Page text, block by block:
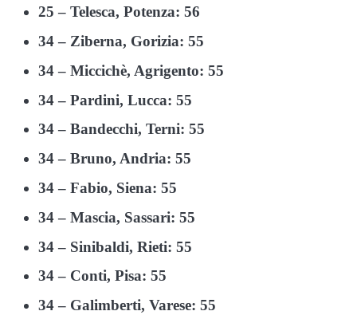
25 – Telesca, Potenza: 56
34 – Ziberna, Gorizia: 55
34 – Miccichè, Agrigento: 55
34 – Pardini, Lucca: 55
34 – Bandecchi, Terni: 55
34 – Bruno, Andria: 55
34 – Fabio, Siena: 55
34 – Mascia, Sassari: 55
34 – Sinibaldi, Rieti: 55
34 – Conti, Pisa: 55
34 – Galimberti, Varese: 55